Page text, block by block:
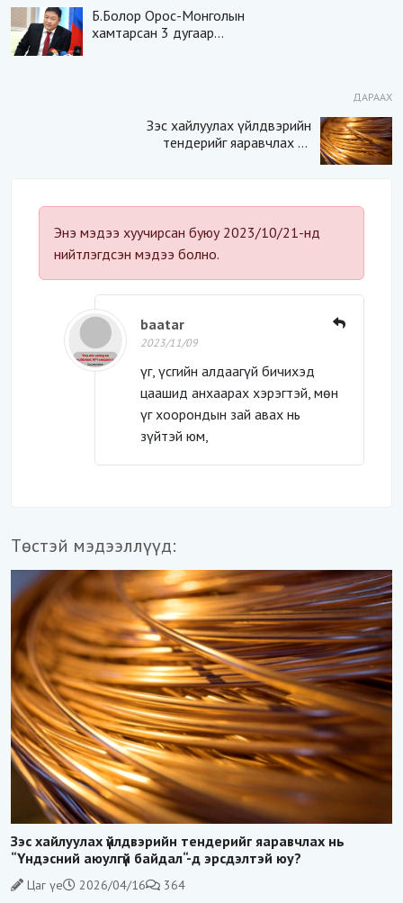
Б.Болор Орос-Монголын
хамтарсан 3 дугаар
ДАРААХ
Зэс хайлуулах үйлдвэрийн
тендерийг яаравчлах нь
Энэ мэдээ хуучирсан буюу 2023/10/21-нд
нийтлэгдсэн мэдээ болно.
baatar
2023/11/09
үг, үсгийн алдаагүй бичихэд
цаашид анхаарах хэрэгтэй, мөн
үг хоорондын зай авах нь
зүйтэй юм,
Төстэй мэдээллүүд:
Зэс хайлуулах үйлдвэрийн тендерийг яаравчлах нь
“Үндэсний аюулгүй байдал“-д эрсдэлтэй юу?
Цаг үе 2026/04/16
364